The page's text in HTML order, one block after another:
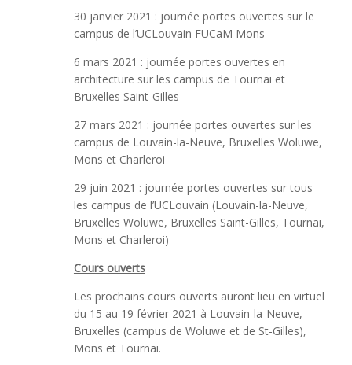
30 janvier 2021 : journée portes ouvertes sur le
campus de l’UCLouvain FUCaM Mons
6 mars 2021 : journée portes ouvertes en
architecture sur les campus de Tournai et
Bruxelles Saint-Gilles
27 mars 2021 : journée portes ouvertes sur les
campus de Louvain-la-Neuve, Bruxelles Woluwe,
Mons et Charleroi
29 juin 2021 : journée portes ouvertes sur tous
les campus de l’UCLouvain (Louvain-la-Neuve,
Bruxelles Woluwe, Bruxelles Saint-Gilles, Tournai,
Mons et Charleroi)
Cours ouverts
Les prochains cours ouverts auront lieu en virtuel
du 15 au 19 février 2021 à Louvain-la-Neuve,
Bruxelles (campus de Woluwe et de St-Gilles),
Mons et Tournai.